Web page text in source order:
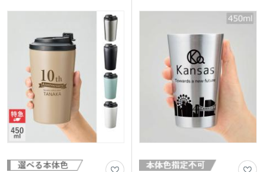
タリです。500ml程度のペットボトルや
場所を選ばず使えるので、企業名やブラ
ンドロゴを名入れすればPR効果抜群!ア
ウトドアショップの周年記念品や、スポ
ーツジムの入会特典にいかがでしょう
贈り物におすすめです。
1色ワンポイントかくるっと印刷できる
ジナルデザインで特別なタンブラーを作
ってみてはいかがでしょうか。
<仕様変更について>
2022年10月出荷分より 容量
340ml→350mlへ変更